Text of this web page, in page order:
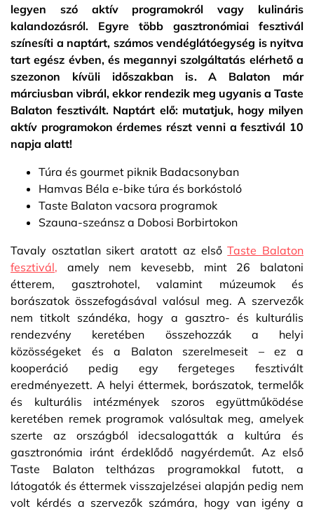
legyen szó aktív programokról vagy kulináris
kalandozásról. Egyre több gasztronómiai fesztivál
színesíti a naptárt, számos vendéglátóegység is nyitva
tart egész évben, és megannyi szolgáltatás elérhető a
szezonon kívüli időszakban is. A Balaton már
márciusban vibrál, ekkor rendezik meg ugyanis a Taste
Balaton fesztivált. Naptárt elő: mutatjuk, hogy milyen
aktív programokon érdemes részt venni a fesztivál 10
napja alatt!
Túra és gourmet piknik Badacsonyban
Hamvas Béla e-bike túra és borkóstoló
Taste Balaton vacsora programok
Szauna-szeánsz a Dobosi Borbirtokon
Tavaly osztatlan sikert aratott az elsőTaste Balaton
fesztivál, amely nem kevesebb, mint 26 balatoni
étterem, gasztrohotel, valamint múzeumok és
borászatok összefogásával valósul meg. A szervezők
nem titkolt szándéka, hogy a gasztro- és kulturális
rendezvény keretében összehozzák a helyi
közösségeket és a Balaton szerelmeseit – ez a
kooperáció pedig egy fergeteges fesztivált
eredményezett. A helyi éttermek, borászatok, termelők
és kulturális intézmények szoros együttműködése
keretében remek programok valósultak meg, amelyek
szerte az országból idecsalogatták a kultúra és
gasztronómia iránt érdeklődő nagyérdeműt. Az első
Taste Balaton teltházas programokkal futott, a
látogatók és éttermek visszajelzései alapján pedig nem
volt kérdés a szervezők számára, hogy van igény a